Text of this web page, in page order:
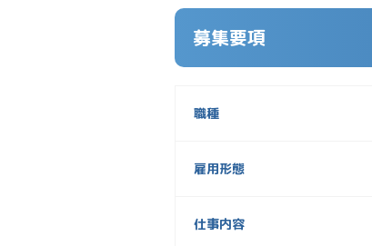
募集要項
職種
雇用形態
仕事内容